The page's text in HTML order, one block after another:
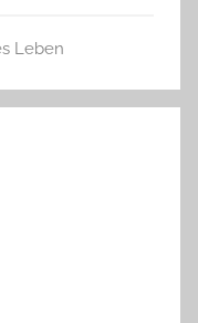
Leben